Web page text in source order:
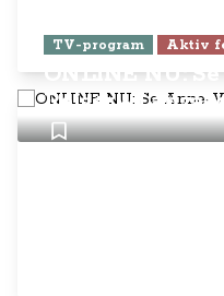
TV-program Aktiv
ONLINE NU:
Rejser -